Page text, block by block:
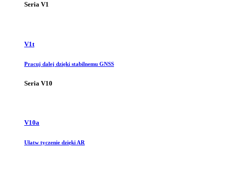
Seria V1
V1t
Pracuj dalej dzięki stabilnemu GNSS
Seria V10
V10a
Ułatw tyczenie dzięki AR